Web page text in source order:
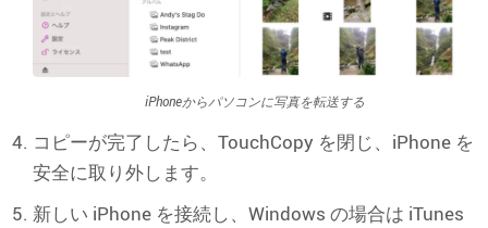
iPhoneからパソコンに写真を転送する
コピーが完了したら、TouchCopy を閉じ、iPhone を
安全に取り外します。
新しい iPhone を接続し、Windows の場合は iTunes